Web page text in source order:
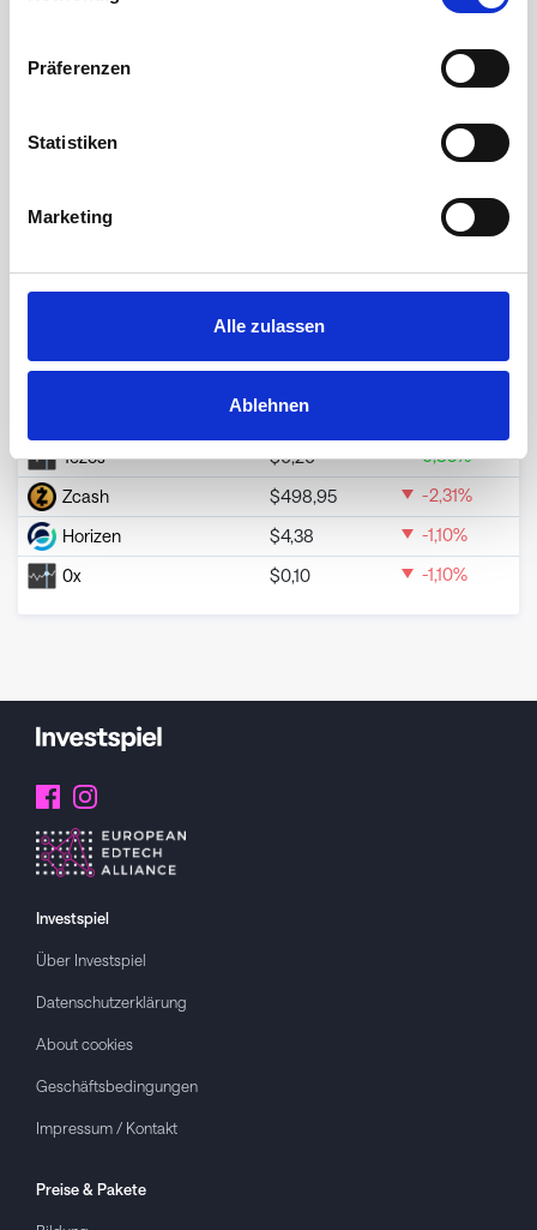
Präferenzen
Statistiken
Marketing
Alle zulassen
Ablehnen
%
PIVX
-1,10%
Qtum
-1,10
Steem
-1,10
STX
$0,13 -1,58%
$0,13
WAN
$0,05 -1,10%
$1,02
Tezos
$0,20 0,85%
Zcash
$498,95 -2,31%
Horizen
$4,38 -1,10%
0x
$0,10 -1,10%
Investspiel
Über Investspiel
Datenschutzerklärung
About cookies
Geschäftsbedingungen
Impressum / Kontakt
Preise & Pakete